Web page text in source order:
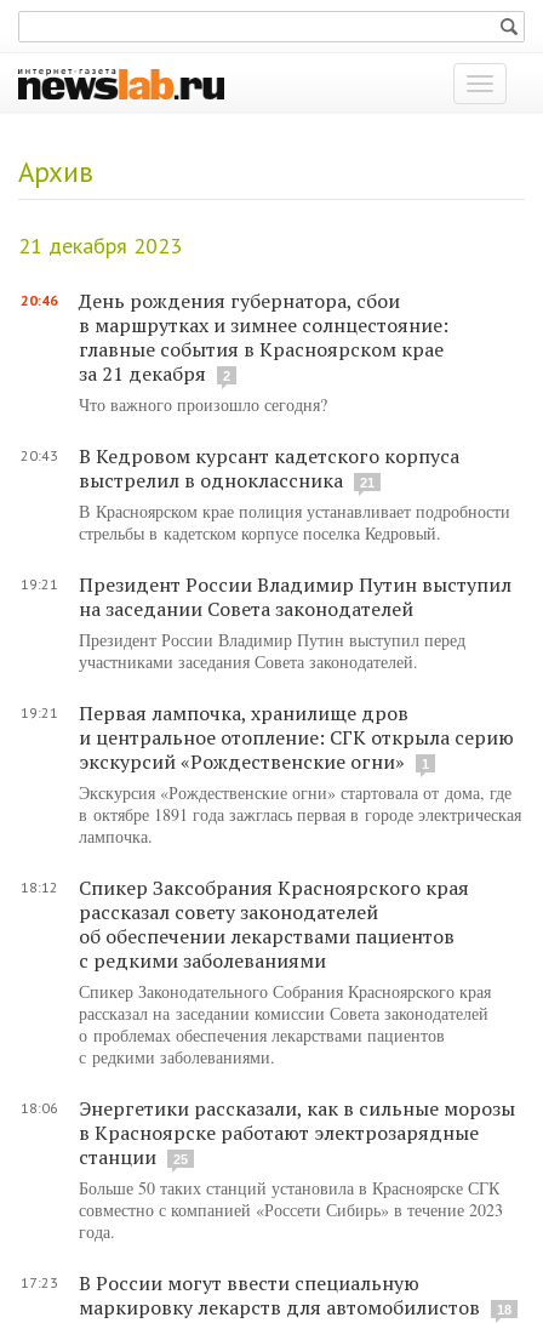
Показать
меню
Архив
21 декабря 2023
20:46
День рождения губернатора, сбои
в маршрутках и зимнее солнцестояние:
главные события в Красноярском крае
за 21 декабря
2
Что важного произошло сегодня?
20:43
В Кедровом курсант кадетского корпуса
выстрелил в одноклассника
21
В Красноярском крае полиция устанавливает подробности
стрельбы в кадетском корпусе поселка Кедровый.
19:21
Президент России Владимир Путин выступил
на заседании Совета законодателей
Президент России Владимир Путин выступил перед
участниками заседания Совета законодателей.
19:21
Первая лампочка, хранилище дров
и центральное отопление: СГК открыла серию
экскурсий «Рождественские огни»
1
Экскурсия «Рождественские огни» стартовала от дома, где
в октябре 1891 года зажглась первая в городе электрическая
лампочка.
18:12
Спикер Заксобрания Красноярского края
рассказал совету законодателей
об обеспечении лекарствами пациентов
с редкими заболеваниями
Спикер Законодательного Собрания Красноярского края
рассказал на заседании комиссии Совета законодателей
о проблемах обеспечения лекарствами пациентов
с редкими заболеваниями.
18:06
Энергетики рассказали, как в сильные морозы
в Красноярске работают электрозарядные
станции
25
Больше 50 таких станций установила в Красноярске СГК
совместно с компанией «Россети Сибирь» в течение 2023
года.
17:23
В России могут ввести специальную
маркировку лекарств для автомобилистов
18